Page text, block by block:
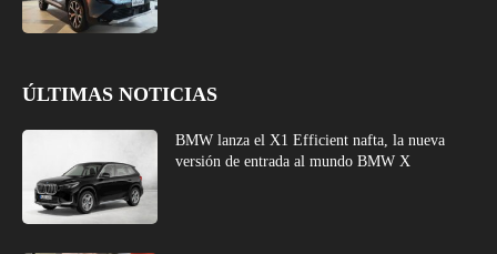
ÚLTIMAS NOTICIAS
BMW lanza el X1 Efficient nafta, la nueva
versión de entrada al mundo BMW X